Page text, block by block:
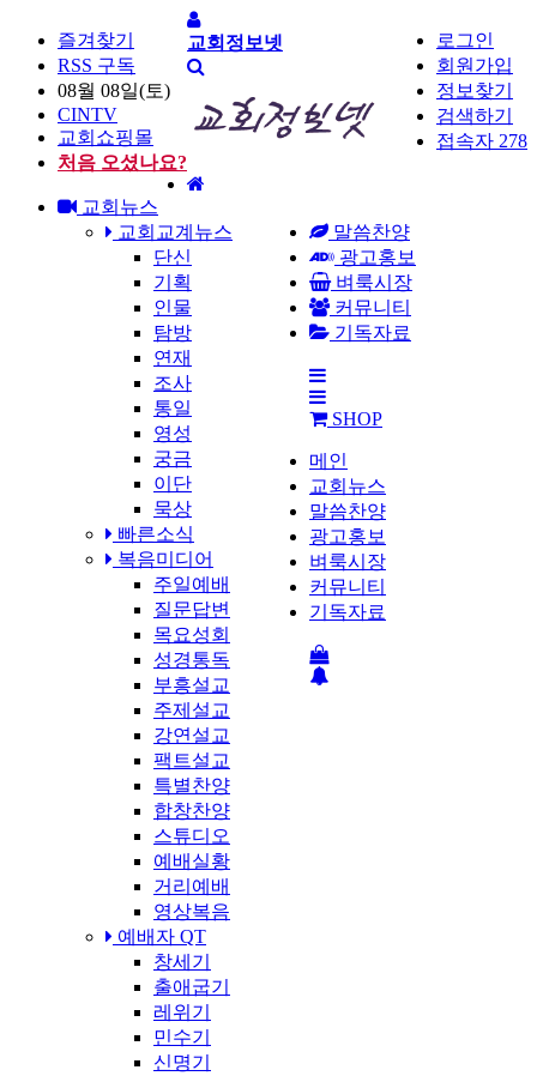
즐겨찾기
RSS 구독
08월 08일(토)
CINTV
교회쇼핑몰
처음 오셨나요?
로그인
회원가입
정보찾기
검색하기
접속자 278
교회정보넷
로
교회뉴스
교회교계뉴스
단신
기획
인물
탐방
연재
조사
통일
영성
궁금
이단
묵상
빠른소식
복음미디어
주일예배
질문답변
목요성회
성경통독
부흥설교
주제설교
강연설교
팩트설교
특별찬양
합창찬양
스튜디오
예배실황
거리예배
영상복음
예배자 QT
창세기
출애굽기
레위기
민수기
신명기
말씀찬양
광고홍보
벼룩시장
커뮤니티
기독자료
전
체
메
뉴
SHOP
메인
교회뉴스
말씀찬양
광고홍보
벼룩시장
커뮤니티
기독자료